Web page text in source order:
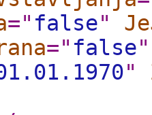
=" false"
=" false"
"